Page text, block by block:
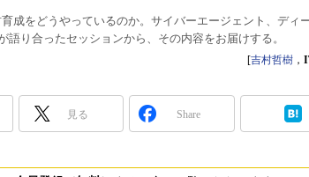
成をどうやっているのか。サイバーエージェント、ディ
語り合ったセッションから、その内容をお届けする。
[吉村哲樹 ，
見る Share